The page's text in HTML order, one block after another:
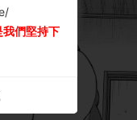
我們堅持下